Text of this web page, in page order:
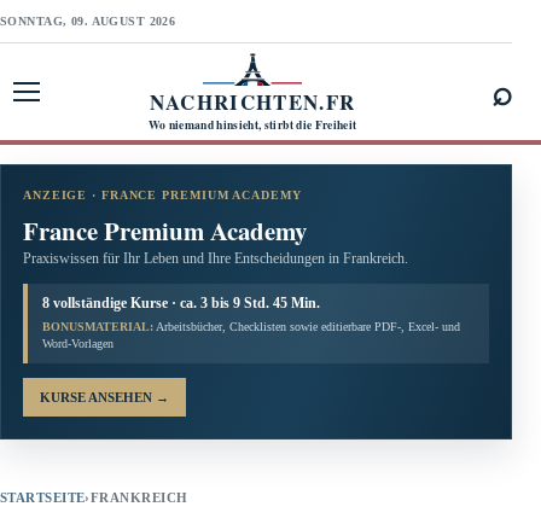
SONNTAG, 09. AUGUST 2026
NACHRICHTEN.FR
Wo niemand hinsieht, stirbt die Freiheit
⌕
ANZEIGE · FRANCE PREMIUM ACADEMY
France Premium Academy
Praxiswissen für Ihr Leben und Ihre Entscheidungen in Frankreich.
8 vollständige Kurse · ca. 3 bis 9 Std. 45 Min.
BONUSMATERIAL: Arbeitsbücher, Checklisten sowie editierbare PDF-, Excel- und
Word-Vorlagen
KURSE ANSEHEN →
STARTSEITE›FRANKREICH